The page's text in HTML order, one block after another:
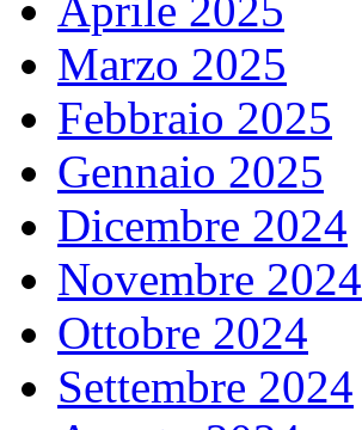
Marzo 2025
Febbraio 2025
Gennaio 2025
Dicembre 2024
Novembre 2024
Ottobre 2024
Settembre 2024